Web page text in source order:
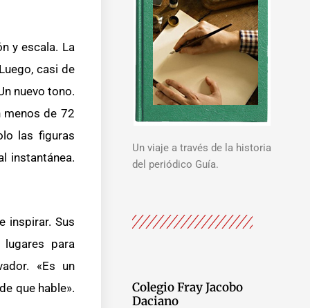
y escala. La
casi de
nuevo tono.
menos de 72
las figuras
instantánea.
inspirar. Sus
para
«Es un
que hable».
Un viaje a través de la historia
del periódico Guía.
Colegio Fray Jacobo
Daciano